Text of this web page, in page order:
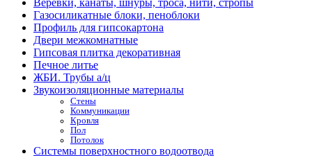
Газосиликатные блоки, пеноблоки
Профиль для гипсокартона
Двери межкомнатные
Гипсовая плитка декоративная
Печное литье
ЖБИ. Трубы а/ц
Звукоизоляционные материалы
Стены
Коммуникации
Кровля
Пол
Потолок
Системы поверхностного водоотвода